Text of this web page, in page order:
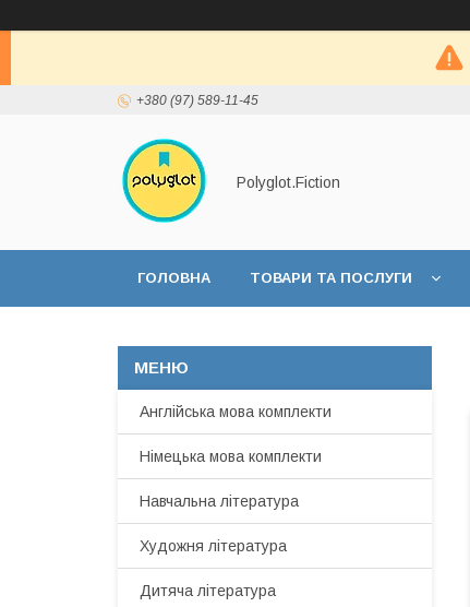
+380 (97) 589-11-45
Polyglot.Fiction
ГОЛОВНА ТОВАРИ ТА ПОСЛУГИ
Англійська мова комплекти
Німецька мова комплекти
Навчальна література
Художня література
Дитяча література